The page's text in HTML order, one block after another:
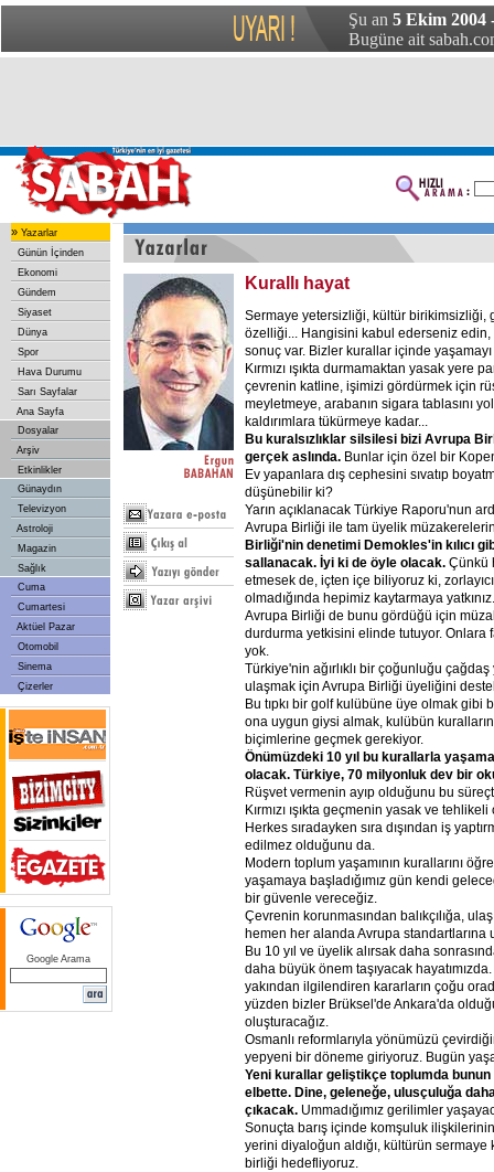
Şu an 5 Ekim 2004
Bugüne ait
» Yazarlar
Günün İçinden
Ekonomi
Gündem
Siyaset
Dünya
Spor
Hava Durumu
Sarı Sayfalar
Ana Sayfa
Dosyalar
Arşiv
Etkinlikler
Günaydın
Televizyon
Astroloji
Magazin
Sağlık
Cuma
Cumartesi
Aktüel Pazar
Otomobil
Sinema
Çizerler
Google Arama
Kurallı hayat
Sermaye yetersizliği, kültür birikimsizliği,
özelliği... Hangisini kabul ederseniz edin,
sonuç var. Bizler kurallar içinde
Kırmızı ışıkta durmamaktan yasak yere
çevrenin katline, işimizi gördürmek için
meyletmeye, arabanın sigara tablasını
kaldırımlara tükürmeye kadar...
Bu kuralsızlıklar silsilesi bizi Avrupa
gerçek aslında. Bunlar için özel bir
Ev yapanlara dış cephesini sıvatıp
düşünebilir ki?
Yarın açıklanacak Türkiye Raporu'nun
Avrupa Birliği ile tam üyelik
Birliği'nin denetimi Demokles'in kılıcı
sallanacak. İyi ki de öyle olacak. Çünkü
etmesek de, içten içe biliyoruz ki,
olmadığında hepimiz kaytarmaya yatkınız.
Avrupa Birliği de bunu gördüğü için
durdurma yetkisini elinde tutuyor. Onlara
yok.
Türkiye'nin ağırlıklı bir çoğunluğu
ulaşmak için Avrupa Birliği üyeliğini
Bu tıpkı bir golf kulübüne üye olmak gibi
ona uygun giysi almak, kulübün
biçimlerine geçmek gerekiyor.
Önümüzdeki 10 yıl bu kurallarla
olacak. Türkiye, 70 milyonluk dev bir
Rüşvet vermenin ayıp olduğunu bu
Kırmızı ışıkta geçmenin yasak ve
Herkes sıradayken sıra dışından iş
edilmez olduğunu da.
Modern toplum yaşamının kurallarını
yaşamaya başladığımız gün kendi
bir güvenle vereceğiz.
Çevrenin korunmasından balıkçılığa,
hemen her alanda Avrupa standartlarına
Bu 10 yıl ve üyelik alırsak daha
daha büyük önem taşıyacak hayatımızda.
yakından ilgilendiren kararların çoğu
yüzden bizler Brüksel'de Ankara'da
oluşturacağız.
Osmanlı reformlarıyla yönümüzü
yepyeni bir döneme giriyoruz. Bugün
Yeni kurallar geliştikçe toplumda
elbette. Dine, geleneğe, ulusçuluğa
çıkacak. Ummadığımız gerilimler
Sonuçta barış içinde komşuluk
yerini diyaloğun aldığı, kültürün
birliği hedefliyoruz.